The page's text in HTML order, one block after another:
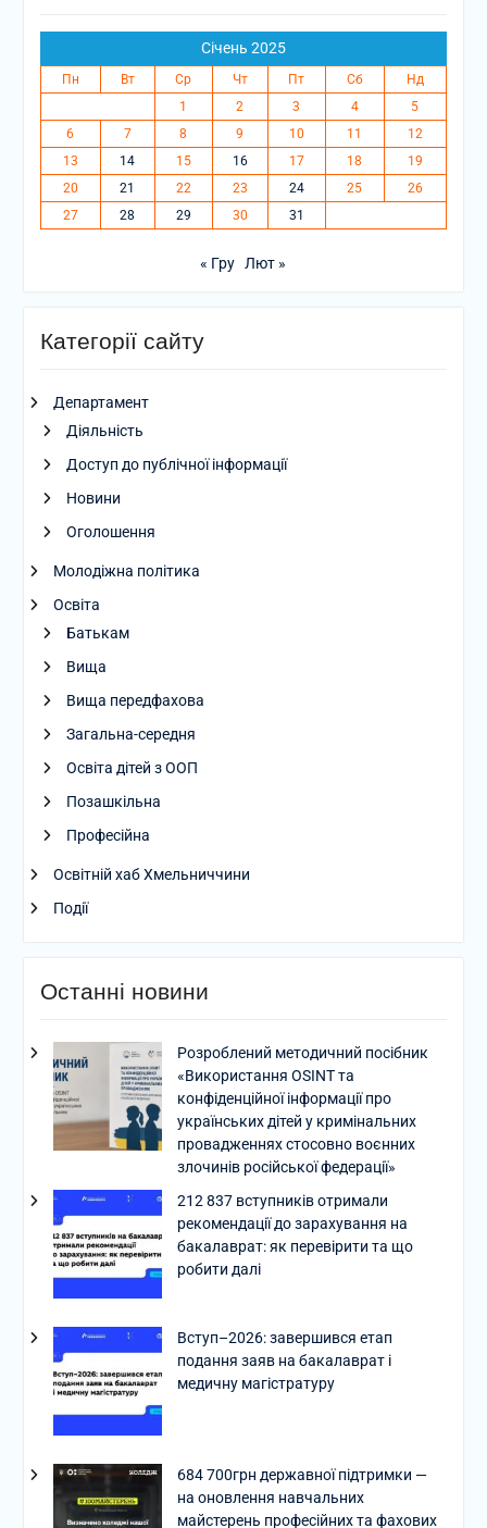
Січень 2025
Пн Вт Ср Чт Пт Сб
Нд
1
2 3 4
5
6
7 8 9 10 11
12
13
14 15 16 17 18
19
20
21 22 23 24 25
26
27
28 29 30 31
« Гру Лют »
Категорії сайту
Департамент
Діяльність
Доступ до публічної інформації
Новини
Оголошення
Молодіжна політика
Освіта
Батькам
Вища
Вища передфахова
Загальна-середня
Освіта дітей з ООП
Позашкільна
Професійна
Освітній хаб Хмельниччини
Події
Останні новини
Розроблений методичний посібник
«Використання OSINT та
конфіденційної інформації про
українських дітей у кримінальних
провадженнях стосовно воєнних
злочинів російської федерації»
212 837 вступників отримали
рекомендації до зарахування на
бакалаврат: як перевірити та що
робити далі
Вступ–2026: завершився етап
подання заяв на бакалаврат і
медичну магістратуру
684 700грн державної підтримки —
на оновлення навчальних
майстерень професійних та фахових